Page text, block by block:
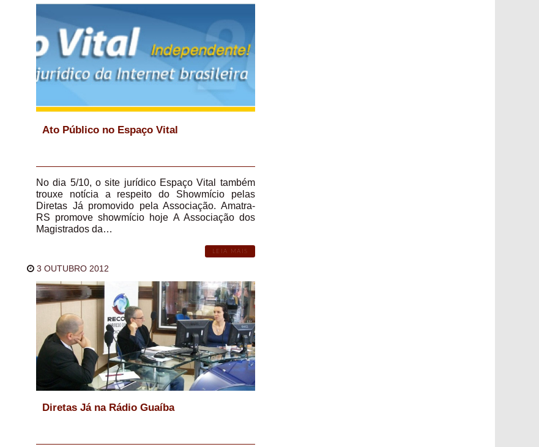
Ato Público no Espaço Vital
No dia 5/10, o site jurídico Espaço Vital também
trouxe notícia a respeito do Showmício pelas
Diretas Já promovido pela Associação. Amatra-
RS promove showmício hoje A Associação dos
Magistrados da…
LEIA MAIS
3 OUTUBRO 2012
Diretas Já na Rádio Guaíba